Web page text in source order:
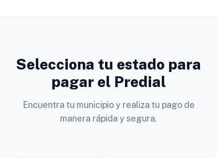
Selecciona tu estado para
pagar el Predial
Encuentra tu municipio y realiza tu pago de
manera rápida y segura.